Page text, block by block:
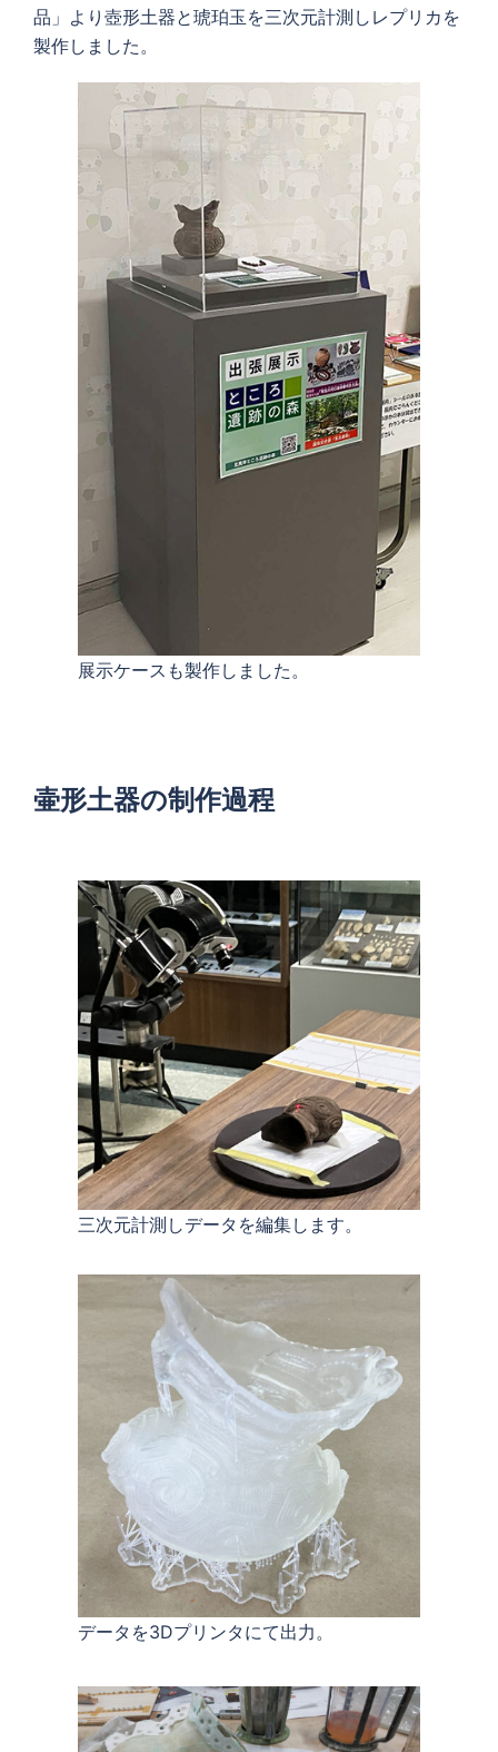
品」より壺形土器と琥珀玉を三次元計測しレプリカを
製作しました。
展示ケースも製作しました。
壷形土器の制作過程
三次元計測しデータを編集します。
データを3Dプリンタにて出力。